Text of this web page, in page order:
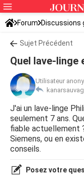
Forum Discussions
Sujet Précédent
Quel lave-linge
Utilisateur
J'ai un lave-linge
seulement 7 ans.
fiable actuellement
Siemens, ou en
conseils.
Posez votre